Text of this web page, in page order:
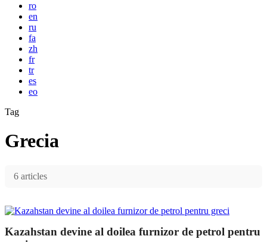
ro
en
ru
fa
zh
fr
tr
es
eo
Tag
Grecia
6 articles
Kazahstan devine al doilea furnizor de petrol pentru